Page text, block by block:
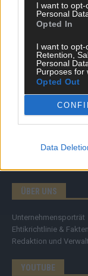
I want to
Personal
Opted In
I want to opt-
Retention,
Personal
Purposes for
Opted Out
Data
Tipps & Tricks
Brainpower
Specials
Streams & Storys
Eurovision
ÜBER UNS
Unternehmensporträt
Ehtikrichtlinie &
Redaktion und
YOUTUBE